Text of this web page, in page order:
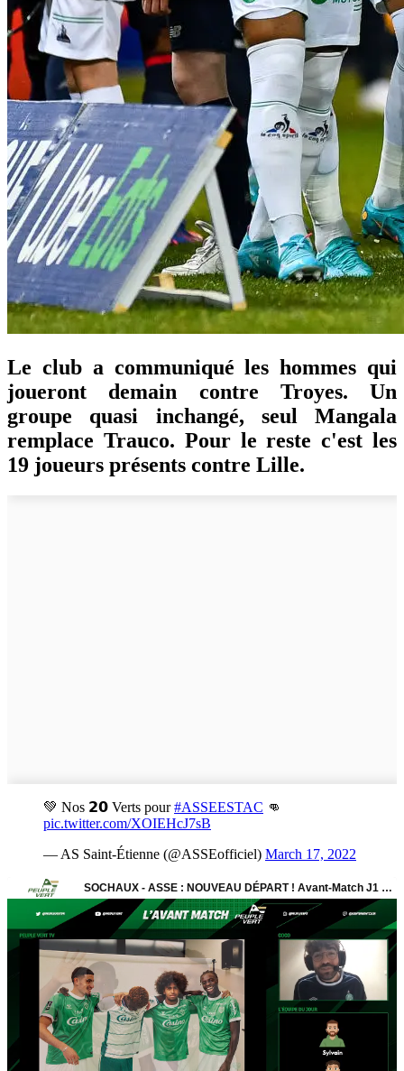
Le club a communiqué les hommes qui
joueront demain contre Troyes. Un
groupe quasi inchangé, seul Mangala
remplace Trauco. Pour le reste c'est les
19 joueurs présents contre Lille.
💚 Nos 𝟮𝟬 Verts pour#ASSEESTAC 👊
pic.twitter.com/XOIEHcJ7sB
— AS Saint-Étienne (@ASSEofficiel) March 17, 2022